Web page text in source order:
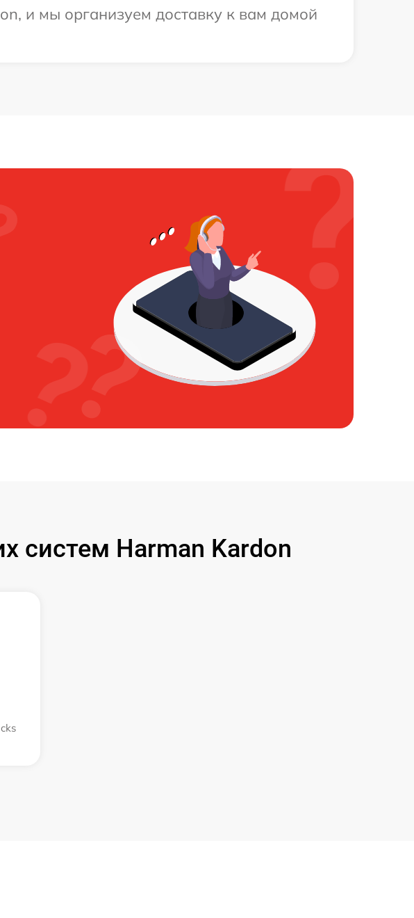
и мы организуем доставку к вам домой
систем Harman Kardon